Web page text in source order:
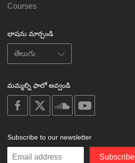
Courses
భాషను మార్చండి
మమ్మల్ని ఫాలో అవ్వండి
on
facebook
soundcloud
Subscribe to our newsletter
Enter
Subscribe